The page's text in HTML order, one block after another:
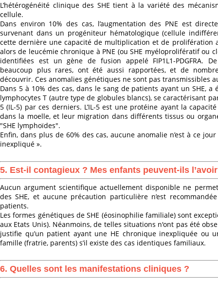
L’hétérogénéité clinique des SHE tient à la variété des
cellule.
Dans environ 10% des cas, l’augmentation des PNE est
survenant dans un progéniteur hématologique (cellule
cette dernière une capacité de multiplication et de prolifération
alors de leucémie chronique à PNE (ou SHE myéloprolifératif ou
identifiées est un gène de fusion appelé FIP1L1-PDGFRA.
beaucoup plus rares, ont été aussi rapportées, et de
découvrir. Ces anomalies génétiques ne sont pas transmissibles
Dans 5 à 10% des cas, dans le sang de patients ayant un SHE,
lymphocytes T (autre type de globules blancs), se caractérisant
5 (IL-5) par ces derniers. L’IL-5 est une protéine ayant la
dans la moelle, et leur migration dans différents tissus ou
"SHE lymphoïdes".
Enfin, dans plus de 60% des cas, aucune anomalie n’est à ce
inexpliqué ».
5. Est-il contagieux ? Mes enfants peuvent-ils
Aucun argument scientifique actuellement disponible ne
des SHE, et aucune précaution particulière n’est
patients.
Les formes génétiques de SHE (éosinophilie familiale) sont
aux Etats Unis). Néanmoins, de telles situations n'ont pas été
justifie qu’un patient ayant une HE chronique inexpliquée ou
famille (fratrie, parents) s’il existe des cas identiques familiaux.
6. Quelles sont les manifestations cliniques ?